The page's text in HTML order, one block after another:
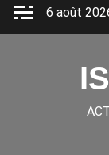
Aller
6 août